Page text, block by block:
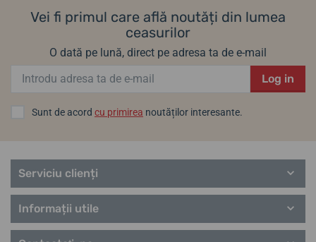
Vei fi primul care află noutăți din lumea
ceasurilor
O dată pe lună, direct pe adresa ta de e-mail
Log in
Sunt de acord cu primirea noutăților interesante.
Serviciu clienți
Informații utile